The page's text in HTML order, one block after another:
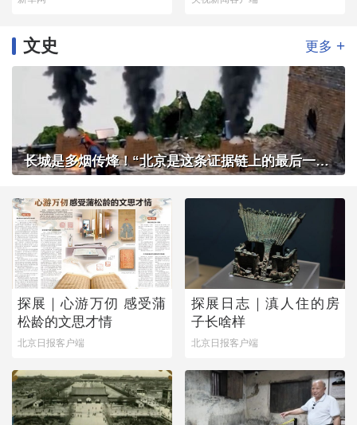
文史 更多 +
长城是多烟传烽！“北京是这条证据链上的最后一环”
探展｜心游万仞 感受蒲
松龄的文思才情
北京日报客户端
探展日志｜滇人住的房
子长啥样
北京日报客户端